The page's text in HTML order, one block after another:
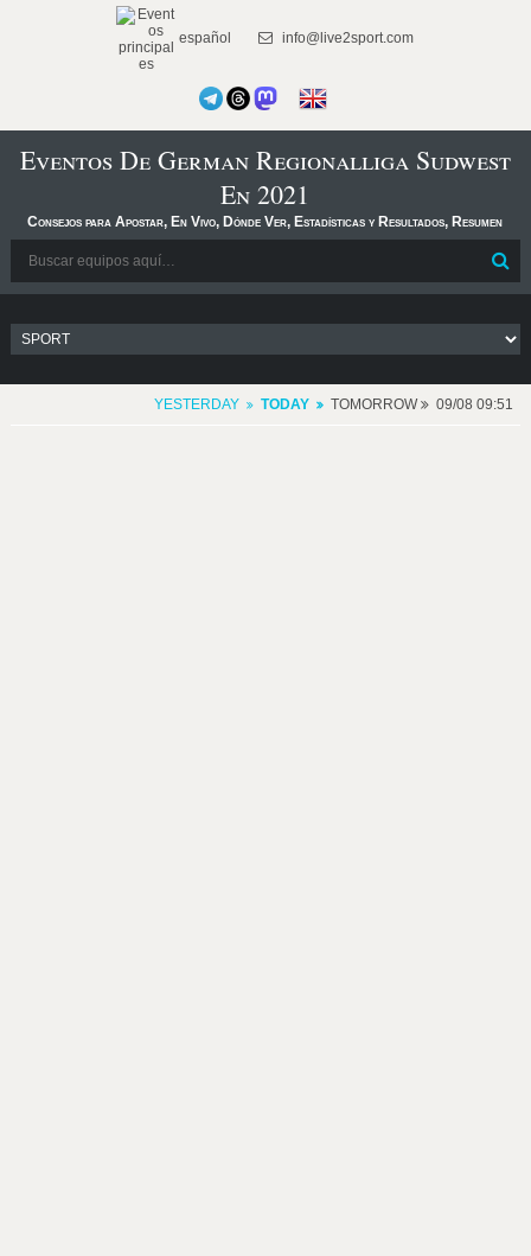
español info@live2sport.com
Eventos De German Regionalliga Sudwest
En 2021
Consejos para Apostar, En Vivo, Dónde Ver, Estadísticas y Resultados, Resumen
YESTERDAY TODAY TOMORROW 09/08 09:51